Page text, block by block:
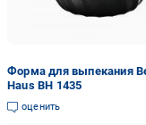
Форма для выпекания
Haus BH 1435
оценить